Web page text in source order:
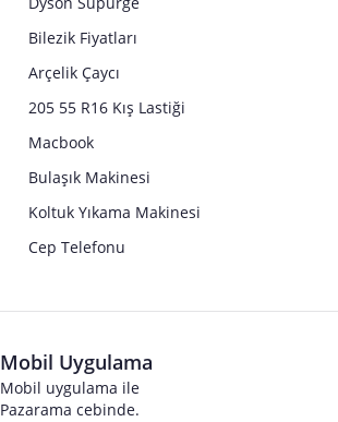
Bilezik Fiyatları
Arçelik Çaycı
205 55 R16 Kış Lastiği
Macbook
Bulaşık Makinesi
Koltuk Yıkama Makinesi
Cep Telefonu
Mobil Uygulama
Mobil uygulama ile
Pazarama cebinde.